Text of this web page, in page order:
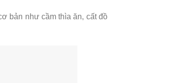
bản như cầm thìa ăn, cất đồ